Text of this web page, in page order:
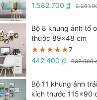
1.582.700 ₫
Bộ 8 khung ảnh tổ
thước 89x48 cm
★★★★★
★★★★★
★★★★★7
442.400 ₫
632.000
Bộ 11 khung ảnh
kích thước 115x90